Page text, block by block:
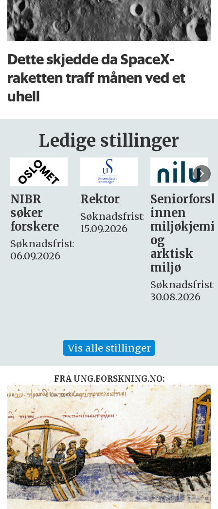
Dette skjedde da SpaceX-
raketten traff månen ved et
uhell
Ledige stillinger
Rektor
Søknadsfrist:
15.09.2026
Seniorforsker
innen
miljøkjemi
søker
– fast
Søknadsfrist:
16. august.
Vis alle stillinger
FRA UNG.FORSKNING.NO: